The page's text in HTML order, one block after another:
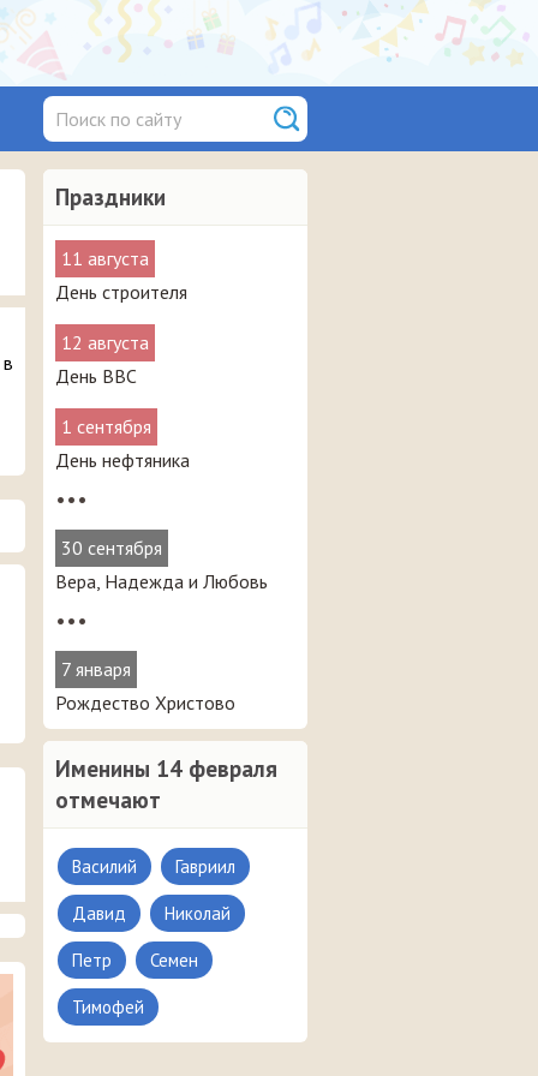
Праздники
11 августа
День строителя
12 августа
День ВВС
1 сентября
День нефтяника
•••
30 сентября
Вера, Надежда и Любовь
•••
7 января
Рождество Христово
Именины 14 февраля
отмечают
Василий Гавриил
Давид Николай
Петр Семен
Тимофей